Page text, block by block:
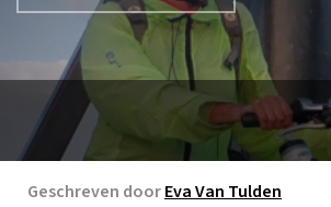
Geschreven doorEva Van Tulden